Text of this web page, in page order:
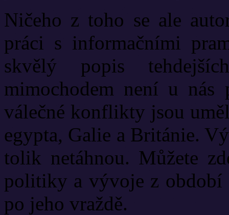
Ničeho z toho se ale
práci s informačními
skvělý popis
mimochodem není u
válečné konflikty jsou
egypta, Galie a Británie.
tolik netáhnou. Můžete
politiky a vývoje z období
po jeho vraždě.